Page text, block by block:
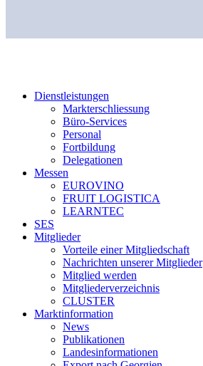
Dienstleistungen
Markterschliessung
Büro-Services
Personal
Fortbildung
Delegationen
Messen
EUROVINO
FRUIT LOGISTICA
LEARNTEC
SES
Mitglieder
Vorteile einer Mitgliedschaft
Nachrichten unserer Mitglieder
Mitglied werden
Mitgliederverzeichnis
CLUSTER
Marktinformation
News
Publikationen
Landesinformationen